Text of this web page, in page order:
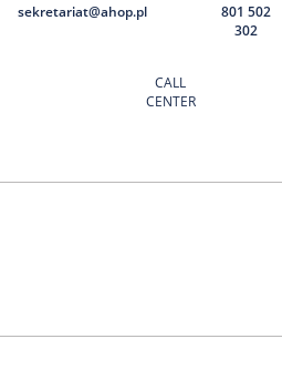
sekretariat@ahop.pl
CALL
CENTER
801 502
302